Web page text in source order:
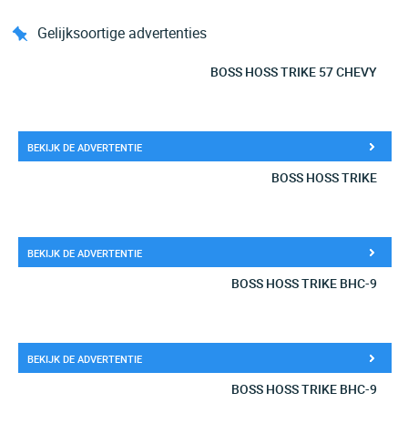
Gelijksoortige advertenties
BOSS HOSS TRIKE 57 CHEVY
BEKIJK DE ADVERTENTIE
BOSS HOSS TRIKE
BEKIJK DE ADVERTENTIE
BOSS HOSS TRIKE BHC-9
BEKIJK DE ADVERTENTIE
BOSS HOSS TRIKE BHC-9